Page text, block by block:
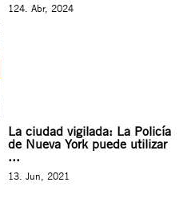
124. Abr, 2024
La ciudad vigilada: La Policía
de Nueva York puede utilizar
...
13. Jun, 2021